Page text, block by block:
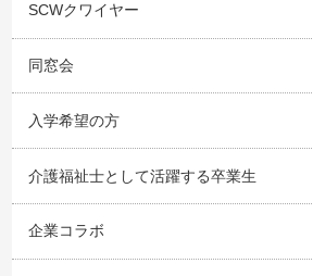
SCWクワイヤー
同窓会
入学希望の方
介護福祉士として活躍する卒業生
企業コラボ